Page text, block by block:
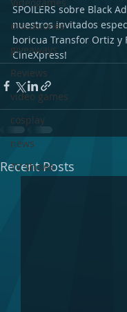
discusiones
giveaways
Reviews
video games
cosplay
news
TV Shows
SPOILERS sobre Black
nuestros invitados
boricua Transfor Ortiz y
CineXpress!
Recent Posts